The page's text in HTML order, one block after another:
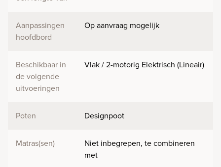
Aanpassingen
hoofdbord
Op aanvraag mogelijk
Beschikbaar in
de volgende
uitvoeringen
Vlak / 2-motorig Elektrisch (Lineair)
Poten Designpoot
Matras(sen)
Niet inbegrepen, te combineren
met